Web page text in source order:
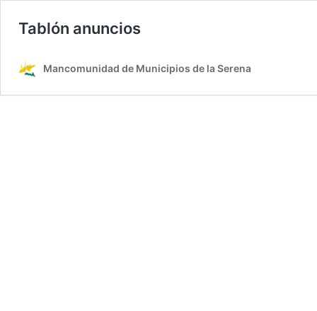
Tablón anuncios
Mancomunidad de Municipios de la Serena